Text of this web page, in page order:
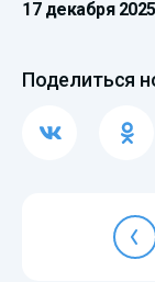
17 декабря 2025
Поделиться